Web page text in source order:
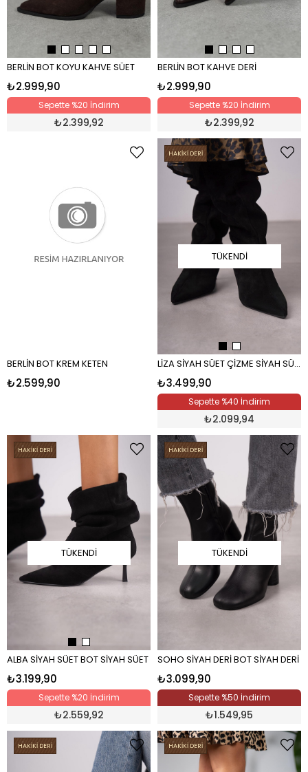
BERLİN BOT KOYU KAHVE SÜET
₺2.999,90
Sepette %20 İndirim
₺2.399,92
BERLİN BOT KAHVE DERİ
₺2.999,90
Sepette %20 İndirim
₺2.399,92
BERLİN BOT KREM KETEN
₺2.599,90
TÜKENDI
LİZA SİYAH SÜET ÇİZME SİYAH SÜET
₺3.499,90
Sepette %40 İndirim
₺2.099,94
HAKİKİ DERİ
TÜKENDI
ALBA SİYAH SÜET BOT SİYAH SÜET
₺3.199,90
Sepette %20 İndirim
₺2.559,92
HAKİKİ DERİ
TÜKENDI
SOHO SİYAH DERİ BOT SİYAH DERİ
₺3.099,90
Sepette %50 İndirim
₺1.549,95
HAKİKİ DERİ
HAKİKİ DERİ HAKİKİ DERİ